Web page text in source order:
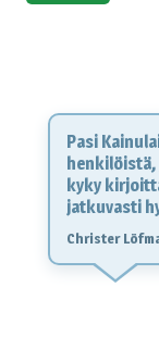
Pasi
henkilöistä,
kyky
jatkuvasti
Christer